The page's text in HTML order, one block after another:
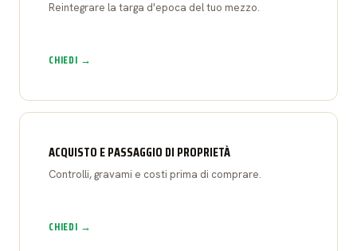
Reintegrare la targa d'epoca del tuo mezzo.
CHIEDI →
ACQUISTO E PASSAGGIO DI PROPRIETÀ
Controlli, gravami e costi prima di comprare.
CHIEDI →